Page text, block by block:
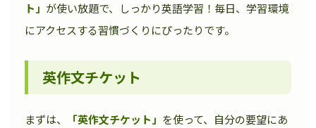
ト」 が使い放題で、しっかり英語学習！毎日、学習環境
にアクセスする習慣づくりにぴったりです。
英作文チケット
まずは、 「英作文チケット」 を使って、自分の要望にあ